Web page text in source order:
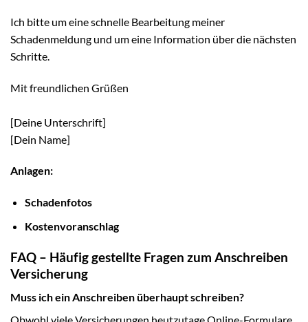
Ich bitte um eine schnelle Bearbeitung meiner
Schadenmeldung und um eine Information über die nächsten
Schritte.
Mit freundlichen Grüßen
[Deine Unterschrift]
[Dein Name]
Anlagen:
Schadenfotos
Kostenvoranschlag
FAQ – Häufig gestellte Fragen zum Anschreiben
Versicherung
Muss ich ein Anschreiben überhaupt schreiben?